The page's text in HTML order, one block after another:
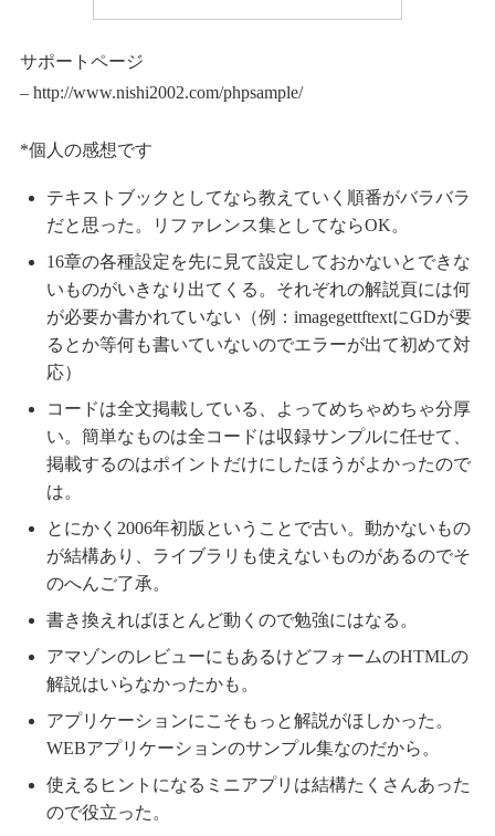
サポートページ
– http://www.nishi2002.com/phpsample/
*個人の感想です
テキストブックとしてなら教えていく順番がバラバラ
だと思った。リファレンス集としてならOK。
16章の各種設定を先に見て設定しておかないとできな
いものがいきなり出てくる。それぞれの解説頁には何
が必要か書かれていない（例：imagegettftextにGDが要
るとか等何も書いていないのでエラーが出て初めて対
応）
コードは全文掲載している、よってめちゃめちゃ分厚
い。簡単なものは全コードは収録サンプルに任せて、
掲載するのはポイントだけにしたほうがよかったので
は。
とにかく2006年初版ということで古い。動かないもの
が結構あり、ライブラリも使えないものがあるのでそ
のへんご了承。
書き換えればほとんど動くので勉強にはなる。
アマゾンのレビューにもあるけどフォームのHTMLの
解説はいらなかったかも。
アプリケーションにこそもっと解説がほしかった。
WEBアプリケーションのサンプル集なのだから。
使えるヒントになるミニアプリは結構たくさんあった
ので役立った。